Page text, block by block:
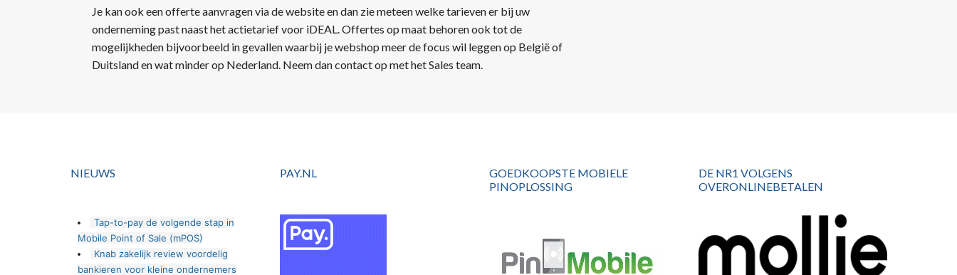
Je kan ook een offerte aanvragen via de website en dan zie meteen welke tarieven er bij uw
onderneming past naast het actietarief voor iDEAL. Offertes op maat behoren ook tot de
mogelijkheden bijvoorbeeld in gevallen waarbij je webshop meer de focus wil leggen op België of
Duitsland en wat minder op Nederland. Neem dan contact op met het Sales team.
NIEUWS
Tap-to-pay de volgende stap in
Mobile Point of Sale (mPOS)
Knab zakelijk review voordelig
bankieren voor kleine ondernemers
PAY.NL
GOEDKOOPSTE MOBIELE
PINOPLOSSING
DE NR1 VOLGENS
OVERONLINEBETALEN